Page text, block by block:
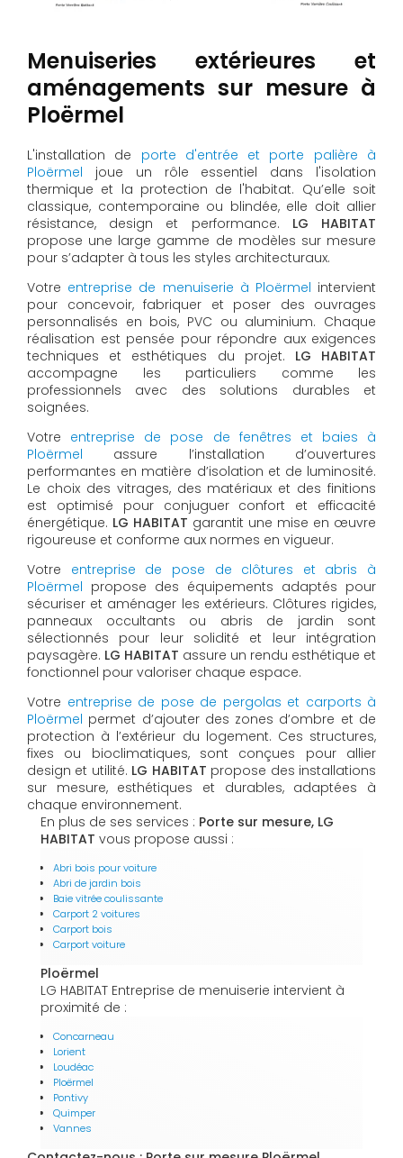
Menuiseries extérieures et
aménagements sur mesure à
Ploërmel
L'installation de porte d'entrée et porte palière à
Ploërmel joue un rôle essentiel dans l'isolation
thermique et la protection de l'habitat. Qu’elle soit
classique, contemporaine ou blindée, elle doit allier
résistance, design et performance. LG HABITAT
propose une large gamme de modèles sur mesure
pour s’adapter à tous les styles architecturaux.
Votre entreprise de menuiserie à Ploërmel intervient
pour concevoir, fabriquer et poser des ouvrages
personnalisés en bois, PVC ou aluminium. Chaque
réalisation est pensée pour répondre aux exigences
techniques et esthétiques du projet. LG HABITAT
accompagne les particuliers comme les
professionnels avec des solutions durables et
soignées.
Votre entreprise de pose de fenêtres et baies à
Ploërmel assure l’installation d’ouvertures
performantes en matière d’isolation et de luminosité.
Le choix des vitrages, des matériaux et des finitions
est optimisé pour conjuguer confort et efficacité
énergétique. LG HABITAT garantit une mise en œuvre
rigoureuse et conforme aux normes en vigueur.
Votre entreprise de pose de clôtures et abris à
Ploërmel propose des équipements adaptés pour
sécuriser et aménager les extérieurs. Clôtures rigides,
panneaux occultants ou abris de jardin sont
sélectionnés pour leur solidité et leur intégration
paysagère. LG HABITAT assure un rendu esthétique et
fonctionnel pour valoriser chaque espace.
Votre entreprise de pose de pergolas et carports à
Ploërmel permet d’ajouter des zones d’ombre et de
protection à l’extérieur du logement. Ces structures,
fixes ou bioclimatiques, sont conçues pour allier
design et utilité. LG HABITAT propose des installations
sur mesure, esthétiques et durables, adaptées à
chaque environnement.
En plus de ses services : Porte sur mesure, LG
HABITAT vous propose aussi :
Abri bois pour voiture
Abri de jardin bois
Baie vitrée coulissante
Carport 2 voitures
Carport bois
Carport voiture
Ploërmel
LG HABITAT Entreprise de menuiserie intervient à
proximité de :
Concarneau
Lorient
Loudéac
Ploërmel
Pontivy
Quimper
Vannes